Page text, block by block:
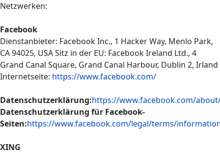
Netzwerken:
Facebook
Dienstanbieter: Facebook Inc., 1 Hacker Way, Menlo Park,
CA 94025, USA Sitz in der EU: Facebook Ireland Ltd., 4
Grand Canal Square, Grand Canal Harbour, Dublin 2, Irland
Internetseite: https://www.facebook.com/
Datenschutzerklärung:https://www.facebook.com/
Datenschutzerklärung für Facebook-
Seiten:https://www.facebook.com/legal/terms/
XING